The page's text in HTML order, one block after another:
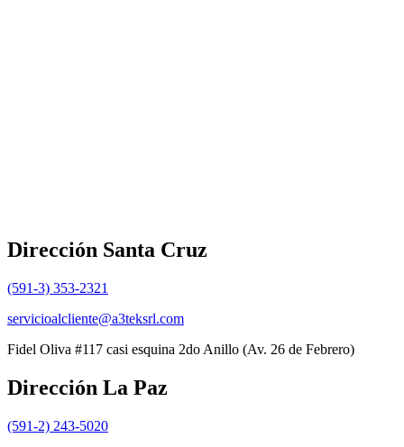
Dirección Santa Cruz
(591-3) 353-2321
servicioalcliente@a3teksrl.com
Fidel Oliva #117 casi esquina 2do Anillo (Av. 26 de Febrero)
Dirección La Paz
(591-2) 243-5020